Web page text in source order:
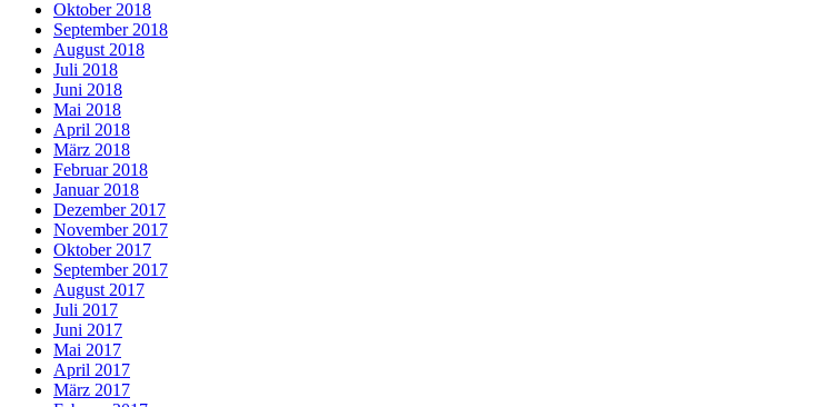
Oktober 2018
September 2018
August 2018
Juli 2018
Juni 2018
Mai 2018
April 2018
März 2018
Februar 2018
Januar 2018
Dezember 2017
November 2017
Oktober 2017
September 2017
August 2017
Juli 2017
Juni 2017
Mai 2017
April 2017
März 2017